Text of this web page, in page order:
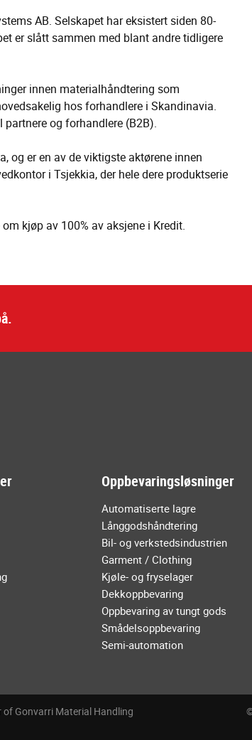
AB. Selskapet har eksistert siden 80-
er slått sammen med blant andre tidligere
innen materialhåndtering som
hos forhandlere i Skandinavia.
og forhandlere (B2B).
og er en av de viktigste aktørene innen
i Tsjekkia, der hele dere produktserie
kjøp av 100% av aksjene i Kredit.
Oppbevaringsløsninger
Automatiserte lagre
Långgodshåndtering
Bil- og verkstedsindustrien
Garment / Clothing
Kjøle- og fryselager
Dekkoppbevaring
Oppbevaring av tungt gods
Smådelsoppbevaring
Semi-automation
of Gonvarri Material Handling